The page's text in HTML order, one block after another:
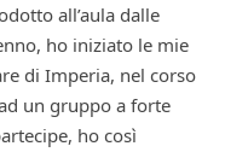
all’aula dalle
ho iniziato le mie
di Imperia, nel corso
un gruppo a forte
ho così